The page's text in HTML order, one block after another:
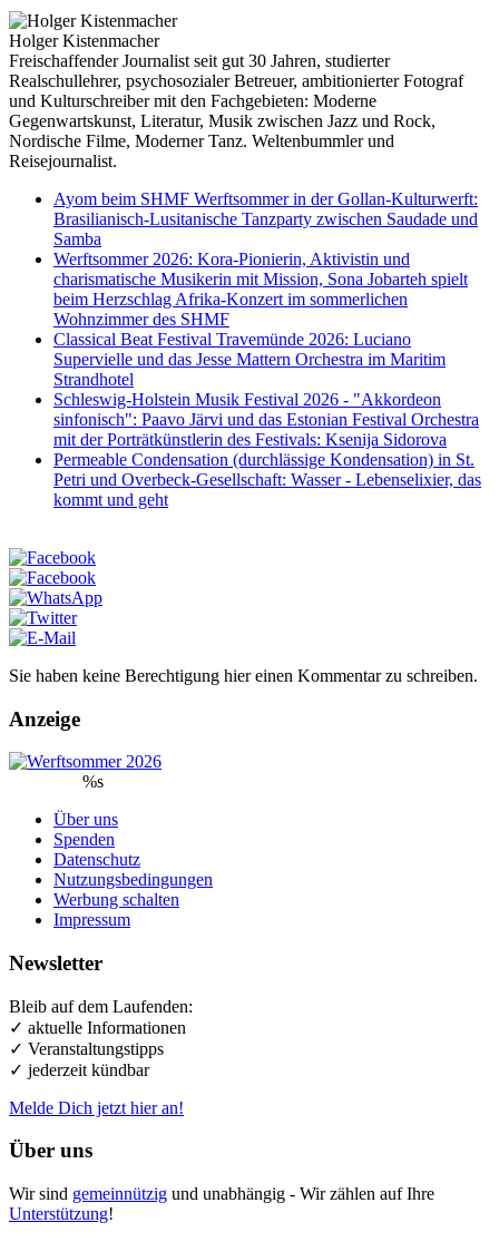
Holger Kistenmacher
Freischaffender Journalist seit gut 30 Jahren, studierter
Realschullehrer, psychosozialer Betreuer, ambitionierter Fotograf
und Kulturschreiber mit den Fachgebieten: Moderne
Gegenwartskunst, Literatur, Musik zwischen Jazz und Rock,
Nordische Filme, Moderner Tanz. Weltenbummler und
Reisejournalist.
Ayom beim SHMF Werftsommer in der Gollan-Kulturwerft:
Brasilianisch-Lusitanische Tanzparty zwischen Saudade und
Samba
Werftsommer 2026: Kora-Pionierin, Aktivistin und
charismatische Musikerin mit Mission, Sona Jobarteh spielt
beim Herzschlag Afrika-Konzert im sommerlichen
Wohnzimmer des SHMF
Classical Beat Festival Travemünde 2026: Luciano
Supervielle und das Jesse Mattern Orchestra im Maritim
Strandhotel
Schleswig-Holstein Musik Festival 2026 - "Akkordeon
sinfonisch": Paavo Järvi und das Estonian Festival Orchestra
mit der Porträtkünstlerin des Festivals: Ksenija Sidorova
Permeable Condensation (durchlässige Kondensation) in St.
Petri und Overbeck-Gesellschaft: Wasser - Lebenselixier, das
kommt und geht
Sie haben keine Berechtigung hier einen Kommentar zu schreiben.
Anzeige
%s
Über uns
Spenden
Datenschutz
Nutzungsbedingungen
Werbung schalten
Impressum
Newsletter
Bleib auf dem Laufenden:
✓ aktuelle Informationen
✓ Veranstaltungstipps
✓ jederzeit kündbar
Melde Dich jetzt hier an!
Über uns
Wir sind gemeinnützig und unabhängig - Wir zählen auf Ihre
Unterstützung!